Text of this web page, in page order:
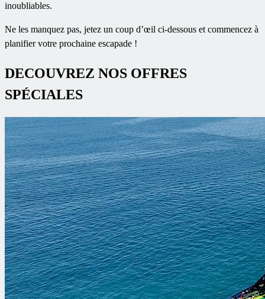
inoubliables.
Ne les manquez pas, jetez un coup d’œil ci-dessous et commencez à
planifier votre prochaine escapade !
​DECOUVREZ NOS OFFRES
SPÉCIALES